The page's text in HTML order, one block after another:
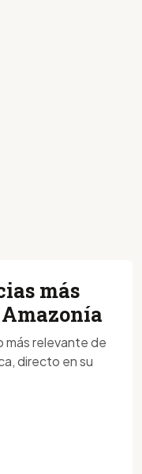
más
más relevante de
directo en su